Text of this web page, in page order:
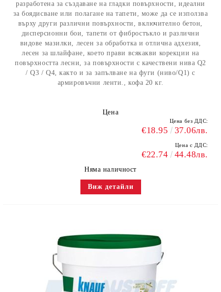
разработена за създаване на гладки повърхности, идеални
за боядисване или полагане на тапети, може да се използва
върху други различни повърхности, включително бетон,
дисперсионни бои, тапети от фибростъкло и различни
видове мазилки, лесен за обработка и отлична адхезия,
лесен за шлайфане, което прави всякакви корекции на
повърхността лесни, за повърхности с качествени нива Q2
/ Q3 / Q4, както и за запълване на фуги (ниво/Q1) с
армировъчни ленти., кофа 20 кг.
Цена
Цена без ДДС:
€18.95 37.06лв.
Цена с ДДС:
€22.74 44.48лв.
Няма наличност
Виж детайли